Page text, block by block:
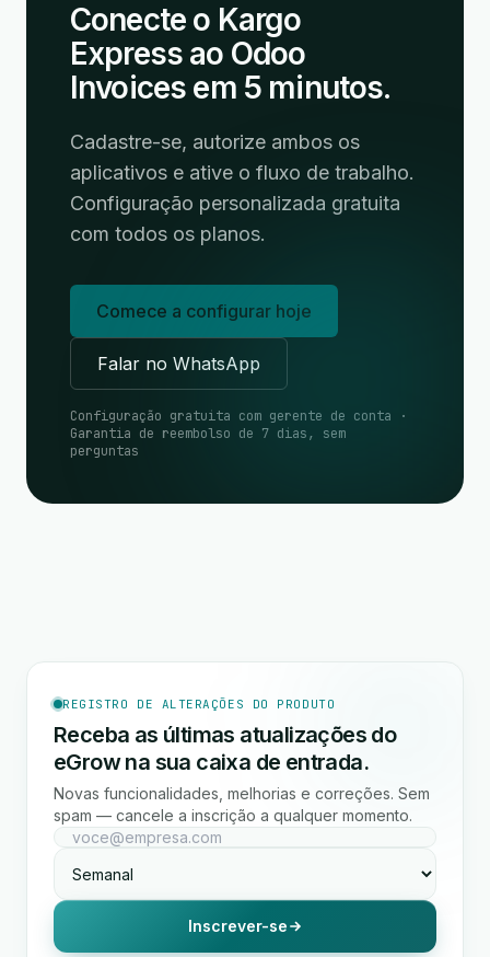
Conecte o Kargo
Express ao Odoo
Invoices em 5 minutos.
Cadastre-se, autorize ambos os
aplicativos e ative o fluxo de trabalho.
Configuração personalizada gratuita
com todos os planos.
Comece a configurar hoje
Falar no WhatsApp
Configuração gratuita com gerente de conta ·
Garantia de reembolso de 7 dias, sem
perguntas
REGISTRO DE ALTERAÇÕES DO PRODUTO
Receba as últimas atualizações do
eGrow na sua caixa de entrada.
Novas funcionalidades, melhorias e correções. Sem
spam — cancele a inscrição a qualquer momento.
Inscrever-se